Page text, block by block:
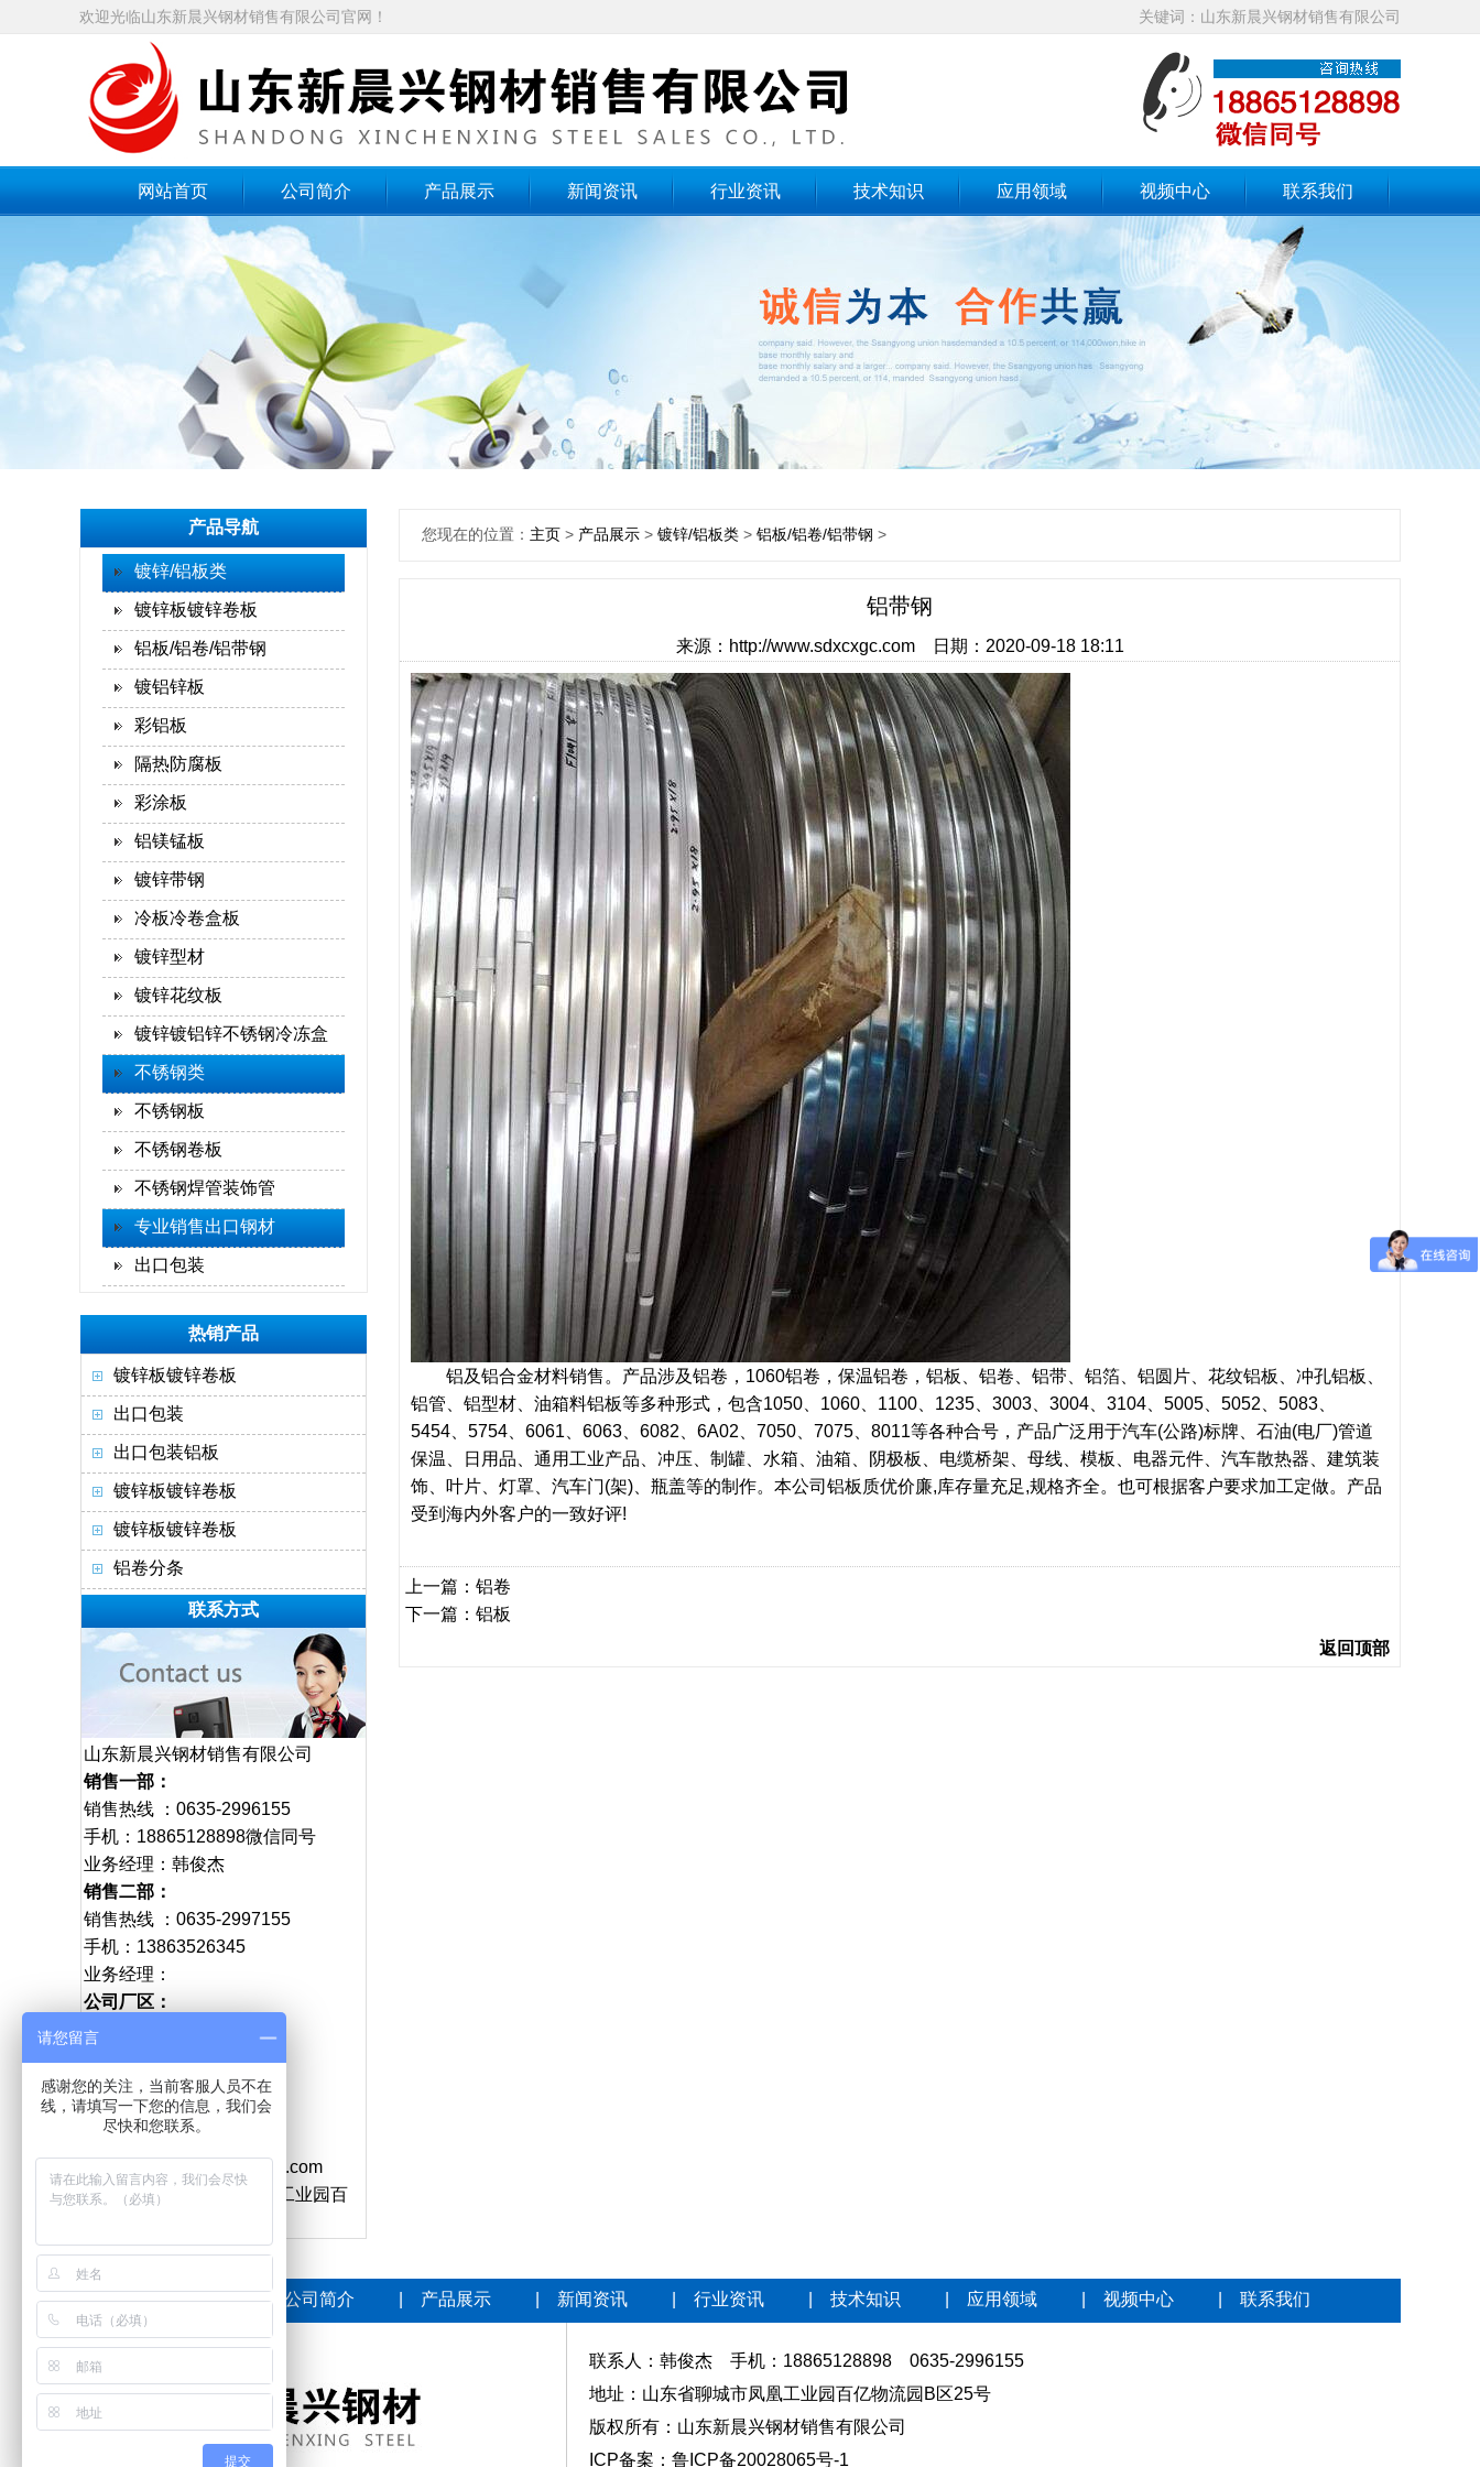
欢迎光临山东新晨兴钢材销售有限公司官网！ 关键词：山东新晨兴钢材销售有限公司
网站首页 公司简介 产品展示 新闻资讯 行业资讯 技术知识 应用领域 视频中心 联系我们
产品导航
镀锌/铝板类
镀锌板镀锌卷板
铝板/铝卷/铝带钢
镀铝锌板
彩铝板
隔热防腐板
彩涂板
铝镁锰板
镀锌带钢
冷板冷卷盒板
镀锌型材
镀锌花纹板
镀锌镀铝锌不锈钢冷冻盒
不锈钢类
不锈钢板
不锈钢卷板
不锈钢焊管装饰管
专业销售出口钢材
出口包装
热销产品
镀锌板镀锌卷板
出口包装
出口包装铝板
镀锌板镀锌卷板
镀锌板镀锌卷板
铝卷分条
联系方式
山东新晨兴钢材销售有限公司
销售一部：
销售热线 ：0635-2996155
手机：18865128898微信同号
业务经理：韩俊杰
销售二部：
销售热线 ：0635-2997155
手机：13863526345
业务经理：
公司厂区：
电 话：0635-2186155
电 话：0635-2187155
公司总经理：
电 话：0635-2996155
网址：http://www.sdxcxgc.com
地址：山东省聊城市凤凰工业园百
您现在的位置： 主页 > 产品展示 > 镀锌/铝板类 > 铝板/铝卷/铝带钢 >
铝带钢
来源：http://www.sdxcxgc.com 日期：2020-09-18 18:11
铝及铝合金材料销售。产品涉及铝卷，1060铝卷，保温铝卷，铝板、铝卷、铝带、铝箔、铝圆片、花纹铝板、冲孔铝板、
铝管、铝型材、油箱料铝板等多种形式，包含1050、1060、1100、1235、3003、3004、3104、5005、5052、5083、
5454、5754、6061、6063、6082、6A02、7050、7075、8011等各种合号，产品广泛用于汽车(公路)标牌、石油(电厂)管道
保温、日用品、通用工业产品、冲压、制罐、水箱、油箱、阴极板、电缆桥架、母线、模板、电器元件、汽车散热器、建筑装
饰、叶片、灯罩、汽车门(架)、瓶盖等的制作。本公司铝板质优价廉,库存量充足,规格齐全。也可根据客户要求加工定做。产品
受到海内外客户的一致好评!
上一篇： 铝卷
下一篇： 铝板
返回顶部
网站首页| 公司简介 产品展示 新闻资讯 行业资讯 技术知识 应用领域 视频中心 联系我们
联系人：韩俊杰 手机：18865128898 0635-2996155
地址：山东省聊城市凤凰工业园百亿物流园B区25号
版权所有：山东新晨兴钢材销售有限公司
ICP备案： 鲁ICP备20028065号-1
请您留言
感谢您的关注，当前客服人员不在
线，请填写一下您的信息，我们会
尽快和您联系。
提交